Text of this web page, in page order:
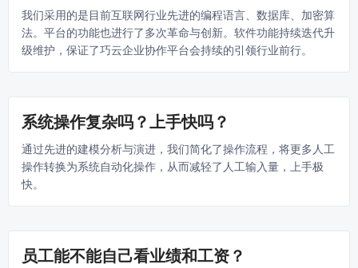
我们采用的是目前互联网行业先进的编程语言、数据库、加密算
法。平台的功能也进行了多次革命与创新。软件功能持续迭代升
级维护，保证了巧云企业协作平台会持续的引领行业前行。
系统操作复杂吗？上手快吗？
通过先进的建模分析与演进，我们简化了操作流程，将更多人工
操作转换为系统自动化操作，从而减轻了人工输入量，上手极
快。
员工能不能自己看业绩和工资？